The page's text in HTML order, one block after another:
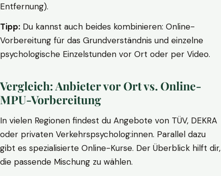
Entfernung).
Tipp: Du kannst auch beides kombinieren: Online-
Vorbereitung für das Grundverständnis und einzelne
psychologische Einzelstunden vor Ort oder per Video.
Vergleich: Anbieter vor Ort vs. Online-
MPU-Vorbereitung
In vielen Regionen findest du Angebote von TÜV, DEKRA
oder privaten Verkehrspsycholog:innen. Parallel dazu
gibt es spezialisierte Online-Kurse. Der Überblick hilft dir,
die passende Mischung zu wählen.